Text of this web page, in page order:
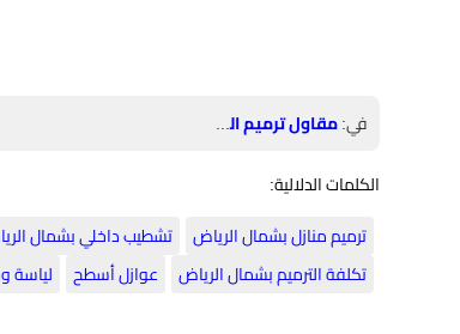
في:مقاول ترميم الرياض
الكلمات الدلالية:
ترميم منازل بشمال الرياض
تشطيب داخلي بشمال
تكلفة الترميم بشمال الرياض
عوازل أسطح لياسة